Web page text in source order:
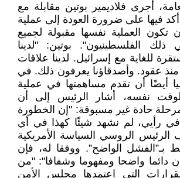
أجرى فلاديمير بوتين مقابلة مع
فيها على ضرورة العودة إلى عملية
تكون العملية نفسها مقبولة لجميع
ذلك الفلسطينيون". بوتين: "لدينا
للغاية مع إسرائيل. لدينا علاقات
عقود. وأصدقاؤنا يعرفون ذلك. في
أيضًا أن تقدم مساهمتها في عملية
نفسه، أشار الرئيس إلى أن
حادة غير مسبوقة: "إن الخطورة
في رأيي، لم نشهد شيئًا كهذا في أي
الروسي السياسة الأمريكية
بـ”الفشل الواضح”. ووفقا له، فإن
واضحا ومفهوما وشفافا": "من
التي اعتمدها مجلس الأمن